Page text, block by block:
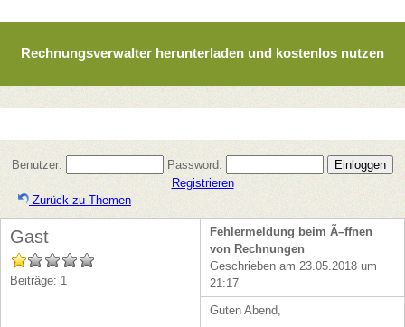
Rechnungsverwalter herunterladen und kostenlos nutzen
Benutzer:
Password:
Registrieren
Zurück zu Themen
Gast
Beiträge: 1
Fehlermeldung beim Ã–ffnen
von Rechnungen
Geschrieben am 23.05.2018 um
21:17
Guten Abend,